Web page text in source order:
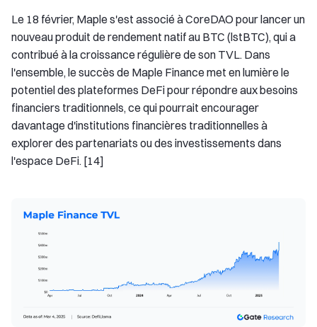
Le 18 février, Maple s'est associé à CoreDAO pour lancer un
nouveau produit de rendement natif au BTC (lstBTC), qui a
contribué à la croissance régulière de son TVL. Dans
l'ensemble, le succès de Maple Finance met en lumière le
potentiel des plateformes DeFi pour répondre aux besoins
financiers traditionnels, ce qui pourrait encourager
davantage d'institutions financières traditionnelles à
explorer des partenariats ou des investissements dans
l'espace DeFi. [14]